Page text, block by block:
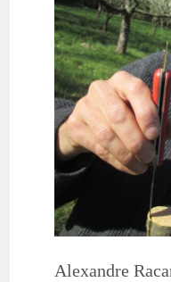
Alexandre